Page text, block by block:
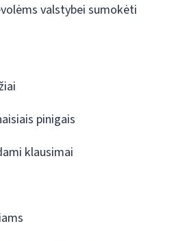
valstybei sumokėti
pinigais
klausimai